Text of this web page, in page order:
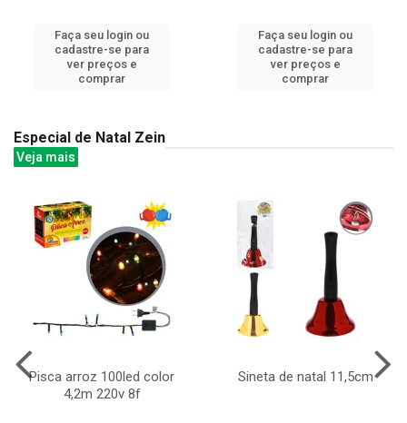
Faça seu login ou
cadastre-se para
ver preços e
comprar
Faça seu login ou
cadastre-se para
ver preços e
comprar
Especial de Natal Zein
Veja mais
Pisca arroz 100led color
4,2m 220v 8f
Sineta de natal 11,5cm